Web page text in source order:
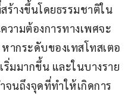
ร้างขึ้นโดยธรรมชาติใน
วามต้องการทางเพศจะ
ากระดับของเทสโทสเตอ
ริ่มมากขึ้น และในบางราย
นถึงจุดที่ทำให้เกิดการ